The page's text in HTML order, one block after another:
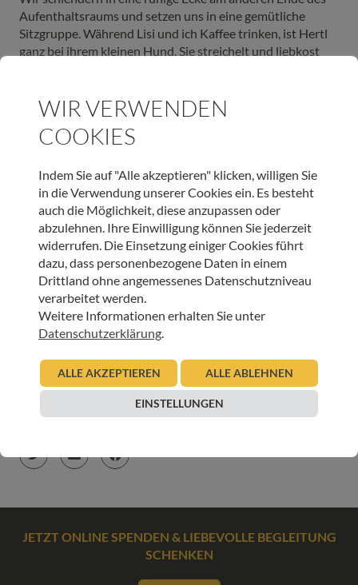
Aufenthaltsraums und setzen uns in eine gemütliche
Sitzgruppe. Während Lisi und ich Kaffee trinken, ist Hertl
ganz bei ihrem kleinen Hund. Sie streichelt und liebkost
beiden in ihrer „Zwiesprache“ und bin berührt – auch
davon, wie liebe- und respektvoll Lisi Steinberger Hertl
begegnet. Immer wieder ruft sie im Gespräch bei Hertl
kleines Gespräch erlauben. Wir sitzen fast eineinhalb
Stunden beieinander. Ich genieße diesen zufriedenen
Moment mit Hertl, Lisi und dem kleinen Hund. Sehr sogar!
ALTRUJA-PAGE-Z4WI
SCHLAGWORTE
ALTENHEIM AUGENBLICK
HUND
HUNDSTAGE PFLEGEHEIM ZILLERTAL
ARTIKEL TEILEN
JETZT ONLINE SPENDEN & LIEBEVOLLE BEGLEITUNG
SCHENKEN
WIR VERWENDEN
COOKIES
Indem Sie auf "Alle akzeptieren" klicken, willigen Sie
in die Verwendung unserer Cookies ein. Es besteht
auch die Möglichkeit, diese anzupassen oder
abzulehnen. Ihre Einwilligung können Sie jederzeit
widerrufen. Die Einsetzung einiger Cookies führt
dazu, dass personenbezogene Daten in einem
Drittland ohne angemessenes Datenschutzniveau
verarbeitet werden.
Weitere Informationen erhalten Sie unter
Datenschutzerklärung.
ALLE AKZEPTIEREN ALLE ABLEHNEN
EINSTELLUNGEN